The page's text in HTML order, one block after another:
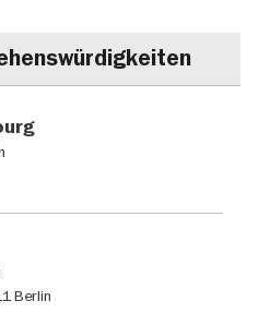
Berlin